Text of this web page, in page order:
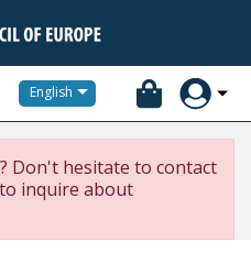
English
Don't hesitate to contact
to inquire about